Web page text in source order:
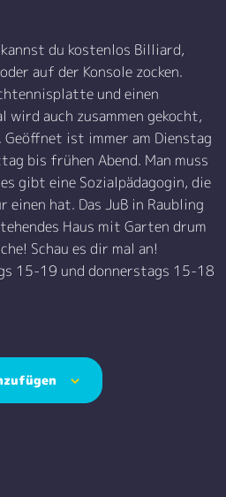
du kostenlos Billiard,
auf der Konsole zocken.
und einen
wird auch zusammen gekocht,
Geöffnet ist immer am Dienstag
bis frühen Abend. Man muss
gibt eine Sozialpädagogin, die
einen hat. Das JuB in Raubling
Haus mit Garten drum
Schau es dir mal an!
15-19 und donnerstags 15-18